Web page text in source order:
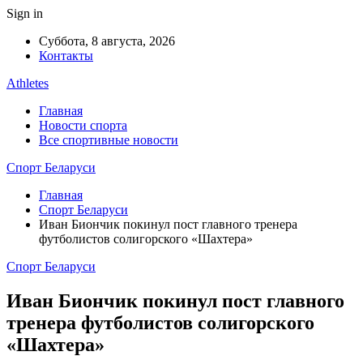
Sign in
Суббота, 8 августа, 2026
Контакты
Athletes
Главная
Новости спорта
Все спортивные новости
Спорт Беларуси
Главная
Спорт Беларуси
Иван Биончик покинул пост главного тренера
футболистов солигорского «Шахтера»
Спорт Беларуси
Иван Биончик покинул пост главного
тренера футболистов солигорского
«Шахтера»